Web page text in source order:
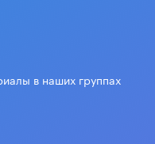
в наших группах